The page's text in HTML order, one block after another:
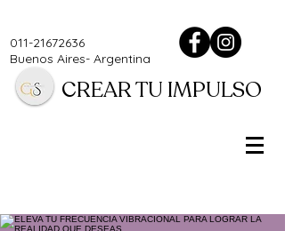
011-21672636
Buenos Aires- Argentina
CREAR TU IMPULSO